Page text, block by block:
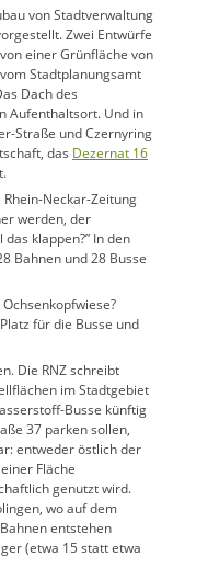
von Stadtverwaltung
Zwei Entwürfe
einer Grünfläche von
Stadtplanungsamt
Dach des
Aufenthaltsort. Und in
Straße und Czernyring
das Dezernat 16
Neckar-Zeitung
werden, der
klappen?” In den
Bahnen und 28 Busse
für die Busse und
Die RNZ schreibt
im Stadtgebiet
Busse künftig
37 parken sollen,
entweder östlich der
Fläche
genutzt wird.
wo auf dem
entstehen
(etwa 15 statt etwa